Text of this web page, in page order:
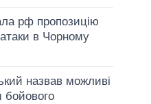
рф пропозицію
в Чорному
назвав можливі
бойового